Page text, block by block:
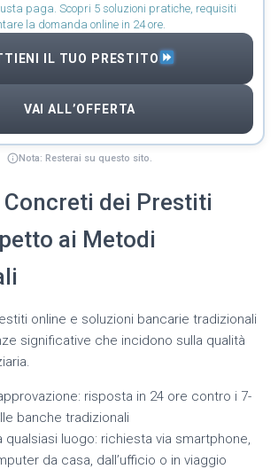
paga. Scopri 5 soluzioni pratiche, requisiti
la domanda online in 24 ore.
IL TUO PRESTITO
VAI ALL’OFFERTA
Nota: Resterai su questo sito.
Concreti dei Prestiti
ai Metodi
online e soluzioni bancarie tradizionali
significative che incidono sulla qualità
risposta in 24 ore contro i 7-
banche tradizionali
luogo: richiesta via smartphone,
da casa, dall’ufficio o in viaggio